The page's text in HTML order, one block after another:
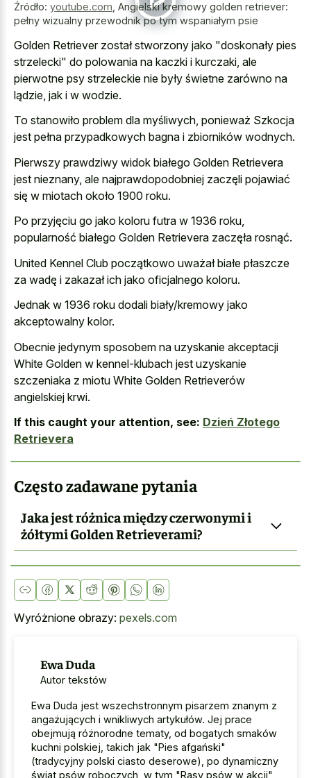
Źródło: youtube.com Angielski kremowy golden retriever:
pełny wizualny przewodnik po tym wspaniałym psie
Golden Retriever został stworzony jako "doskonały pies
strzelecki" do polowania na kaczki i kurczaki, ale
pierwotne psy strzeleckie nie były świetne zarówno na
lądzie, jak i w wodzie.
To stanowiło problem dla myśliwych, ponieważ Szkocja
jest pełna przypadkowych bagna i zbiorników wodnych.
Pierwszy prawdziwy widok białego Golden Retrievera
jest nieznany, ale najprawdopodobniej zaczęli pojawiać
się w miotach około 1900 roku.
Po przyjęciu go jako koloru futra w 1936 roku,
popularność białego Golden Retrievera zaczęła rosnąć.
United Kennel Club początkowo uważał białe płaszcze
za wadę i zakazał ich jako oficjalnego koloru.
Jednak w 1936 roku dodali biały/kremowy jako
akceptowalny kolor.
Obecnie jedynym sposobem na uzyskanie akceptacji
White Golden w kennel-klubach jest uzyskanie
szczeniaka z miotu White Golden Retrieverów
angielskiej krwi.
If this caught your attention, see: Dzień Złotego
Retrievera
Często zadawane pytania
Jaka jest różnica między czerwonymi i
żółtymi Golden Retrieverami?
Wyróżnione obrazy: pexels.com
Ewa Duda
Autor tekstów
Ewa Duda jest wszechstronnym pisarzem znanym z
angażujących i wnikliwych artykułów. Jej prace
obejmują różnorodne tematy, od bogatych smaków
kuchni polskiej, takich jak "Pies afgański"
(tradycyjny polski ciasto deserowe), po dynamiczny
świat psów roboczych, w tym "Rasy psów w akcji"